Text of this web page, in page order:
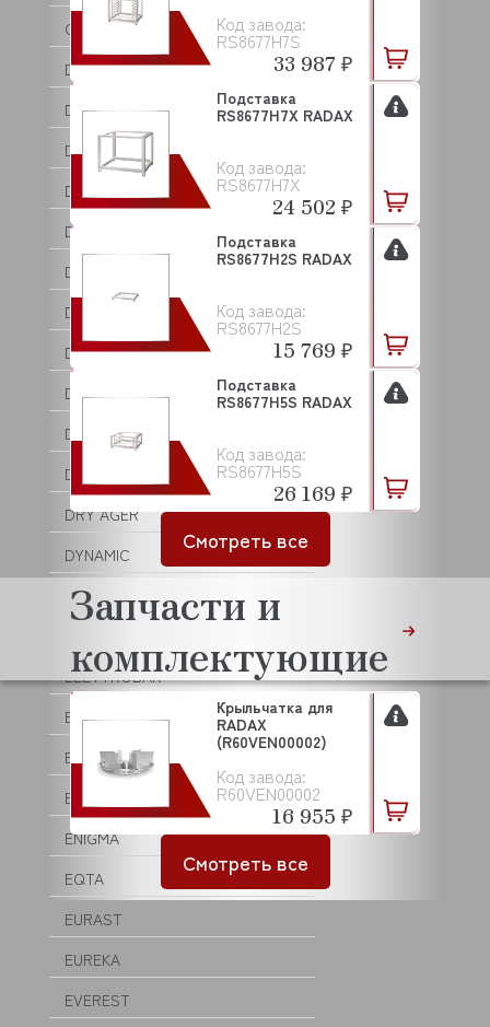
CUPPONE
DANLER
DANUBE
DE VECCHI
DEBAG
DELL ORO
DERBY
DIHR
DIRMAK
DISTFORM
DOLPHIN
DOMINATOR
DRY AGER
DYNAMIC
EKSI
ELETTROBAR
ELFRAMO
EMMEPI
EMPERO
ENIGMA
EQTA
EURAST
EUREKA
EVEREST
Код завода:
RS8677H7S
33 987 ₽
Код завода:
RS8677H7X
Подставка
RS8677H7X RADAX
24 502 ₽
Код завода:
RS8677H2S
Подставка
RS8677H2S RADAX
15 769 ₽
Код завода:
RS8677H5S
Подставка
RS8677H5S RADAX
26 169 ₽
Смотреть все
Запчасти и
комплектующие
Код завода:
R60VEN00002
Крыльчатка для
RADAX
(R60VEN00002)
16 955 ₽
Смотреть все